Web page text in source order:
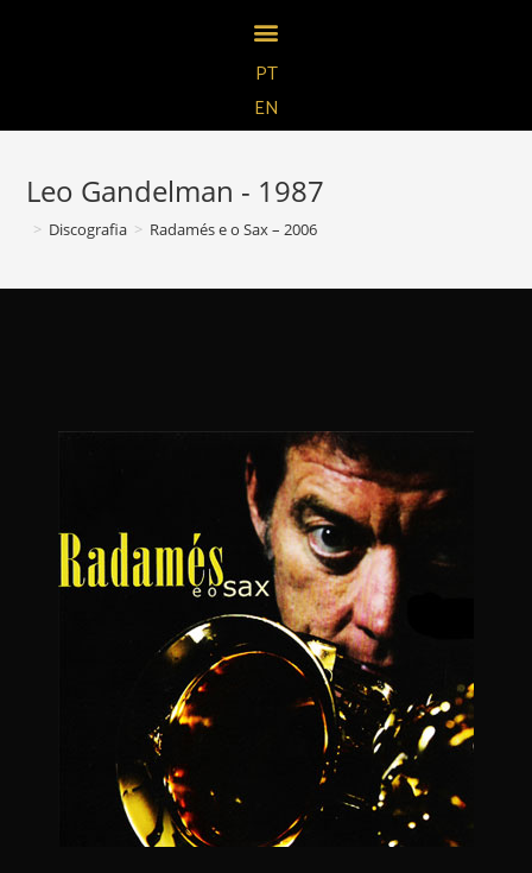
PT
EN
Leo Gandelman - 1987
> Discografia > Radamés e o Sax – 2006